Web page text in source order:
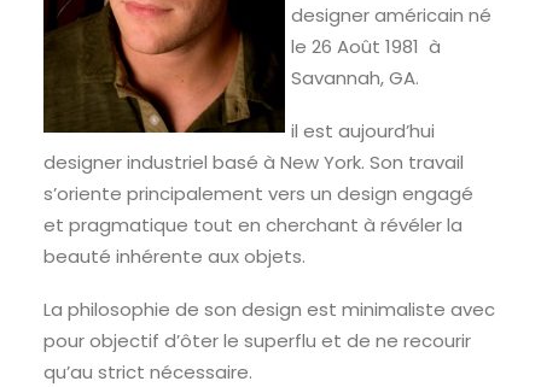
designer américain né
le 26 Août 1981 à
Savannah, GA.
il est aujourd’hui
designer industriel basé à New York. Son travail
s’oriente principalement vers un design engagé
et pragmatique tout en cherchant à révéler la
beauté inhérente aux objets.
La philosophie de son design est minimaliste avec
pour objectif d’ôter le superflu et de ne recourir
qu’au strict nécessaire.